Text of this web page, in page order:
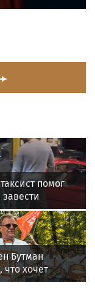
помог
Ferrari
миллионов
Бутман
что хочет
с Долиной